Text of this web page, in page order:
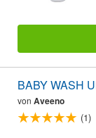
BABY WASH
von Aveeno
(1)